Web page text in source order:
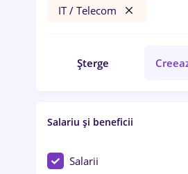
IT / Telecom
Șterge
Salariu și beneficii
Salarii